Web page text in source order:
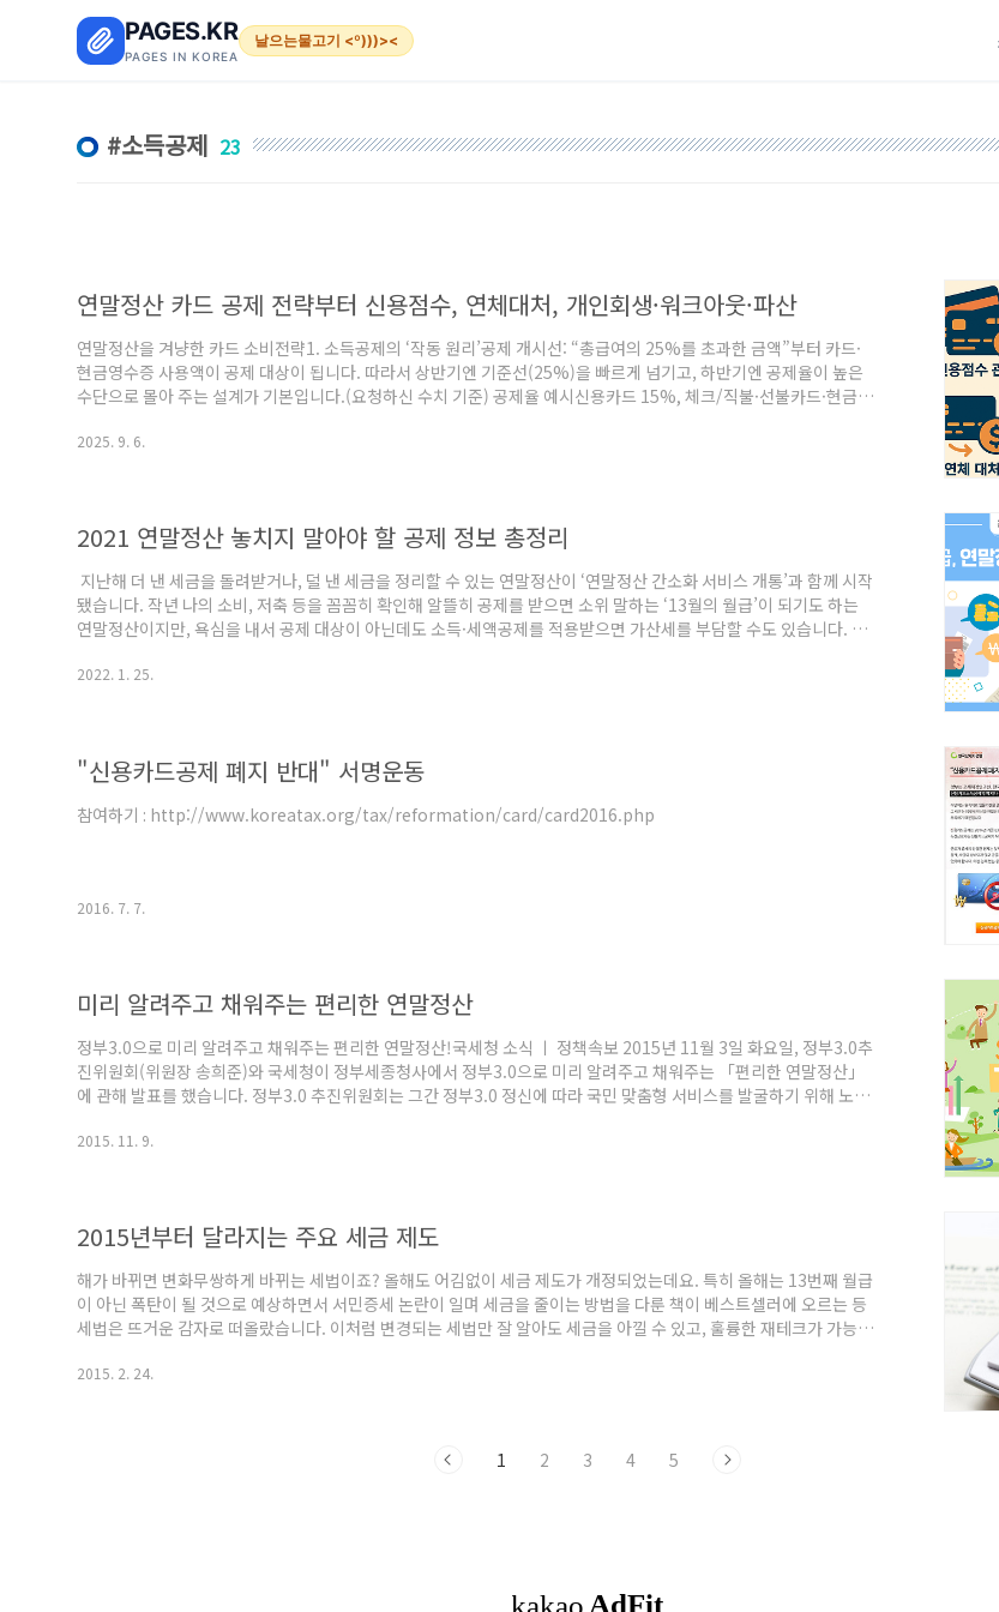
PAGES.KR
PAGES IN KOREA
날으는물고기 <º)))><
소득공제 23
연말정산 카드 공제 전략부터 신용점수, 연체대처, 개인회생·워크아웃·파산
연말정산을 겨냥한 카드 소비전략1. 소득공제의 ‘작동 원리’공제 개시선: “총급여의 25%를 초과한 금액”부터 카드·
현금영수증 사용액이 공제 대상이 됩니다. 따라서 상반기엔 기준선(25%)을 빠르게 넘기고, 하반기엔 공제율이 높은
수단으로 몰아 주는 설계가 기본입니다.(요청하신 수치 기준) 공제율 예시신용카드 15%, 체크/직불·선불카드·현금
도: 7천만 원 이하 300만 원, 7천만~1억2천만 원 250만 원, 1억2천만 원 초과 200만 원※ 세법은 매년 일부 변동이 있
2025. 9. 6.
2021 연말정산 놓치지 말아야 할 공제 정보 총정리
​ 지난해 더 낸 세금을 돌려받거나, 덜 낸 세금을 정리할 수 있는 연말정산이 ‘연말정산 간소화 서비스 개통’과 함께 시작
됐습니다. 작년 나의 소비, 저축 등을 꼼꼼히 확인해 알뜰히 공제를 받으면 소위 말하는 ‘13월의 월급’이 되기도 하는
연말정산이지만, 욕심을 내서 공제 대상이 아닌데도 소득·세액공제를 적용받으면 가산세를 부담할 수도 있습니다. 연
국세청의 가이드라인, 꼭 한 번 살펴보세요! 부양가족 인적공제 부양가족의 연간 소득금액이 100만 원(근로소득만 있
2022. 1. 25.
"신용카드공제 폐지 반대" 서명운동
참여하기 : http://www.koreatax.org/tax/reformation/card/card2016.php
2016. 7. 7.
미리 알려주고 채워주는 편리한 연말정산
정부3.0으로 미리 알려주고 채워주는 편리한 연말정산!국세청 소식 ㅣ 정책속보 2015년 11월 3일 화요일, 정부3.0추
진위원회(위원장 송희준)와 국세청이 정부세종청사에서 정부3.0으로 미리 알려주고 채워주는 「편리한 연말정산」
에 관해 발표를 했습니다. 정부3.0 추진위원회는 그간 정부3.0 정신에 따라 국민 맞춤형 서비스를 발굴하기 위해 노력
과를 예상하여 미리 알려주고, 공제·한도액 등을 계산하여 신고서(소득‧세액공제신고서)에 채워주며, 출력물없이
2015. 11. 9.
2015년부터 달라지는 주요 세금 제도
해가 바뀌면 변화무쌍하게 바뀌는 세법이죠? 올해도 어김없이 세금 제도가 개정되었는데요. 특히 올해는 13번째 월급
이 아닌 폭탄이 될 것으로 예상하면서 서민증세 논란이 일며 세금을 줄이는 방법을 다룬 책이 베스트셀러에 오르는 등
세법은 뜨거운 감자로 떠올랐습니다. 이처럼 변경되는 세법만 잘 알아도 세금을 아낄 수 있고, 훌륭한 재테크가 가능하
이하의 다주택소유(배우자와 합산) 임대소득자의 경우 ’14∼’16년 소득분에 대해서 소득세가 비과세됩니다. ’17년 이
2015. 2. 24.
1 2 3 4 5